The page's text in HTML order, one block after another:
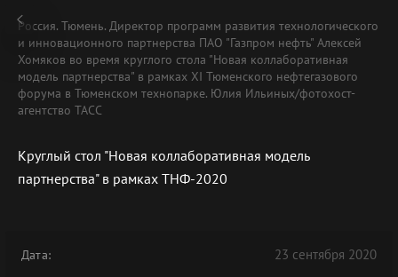
Россия. Тюмень. Директор программ развития технологического
и инновационного партнерства ПАО "Газпром нефть" Алексей
Хомяков во время круглого стола "Новая коллаборативная
модель партнерства" в рамках XI Тюменского нефтегазового
форума в Тюменском технопарке. Юлия Ильиных/фотохост-
агентство ТАСС
Круглый стол "Новая коллаборативная модель
партнерства" в рамках ТНФ-2020
Дата: 23 сентября 2020